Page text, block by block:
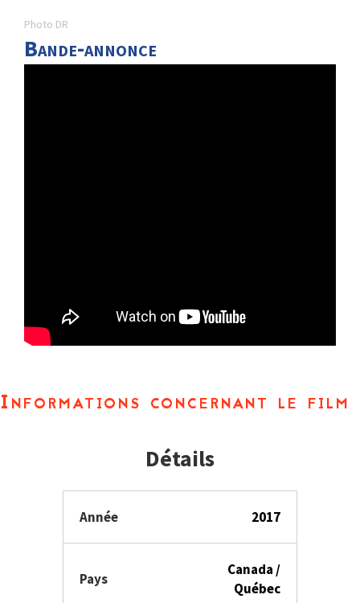
Photo DR
Bande-annonce
Informations concernant le film
Détails
Année 2017
Pays
Canada /
Québec